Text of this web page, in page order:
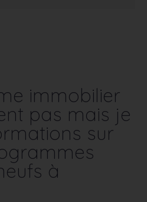
immobilier
pas mais je
sur
à